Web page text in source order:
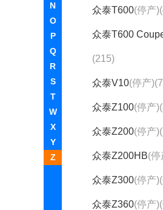
N
O
P
Q
R
S
T
W
X
Y
Z
众泰T600(停产
众泰T600
(215)
众泰V10(停产
众泰Z100(停产
众泰Z200(停产
众泰Z200HB(停
众泰Z300(停产
众泰Z360(停产